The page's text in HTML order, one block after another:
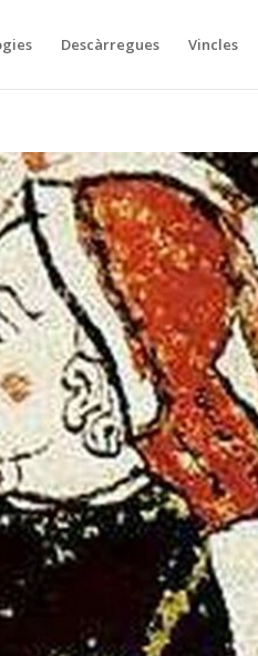
Descàrregues Vincles